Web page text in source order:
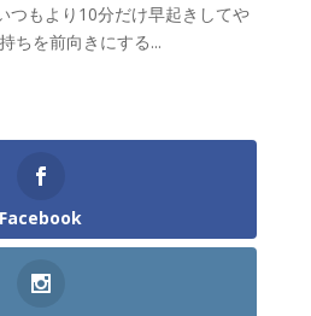
つもより10分だけ早起きしてや
ちを前向きにする...
Facebook